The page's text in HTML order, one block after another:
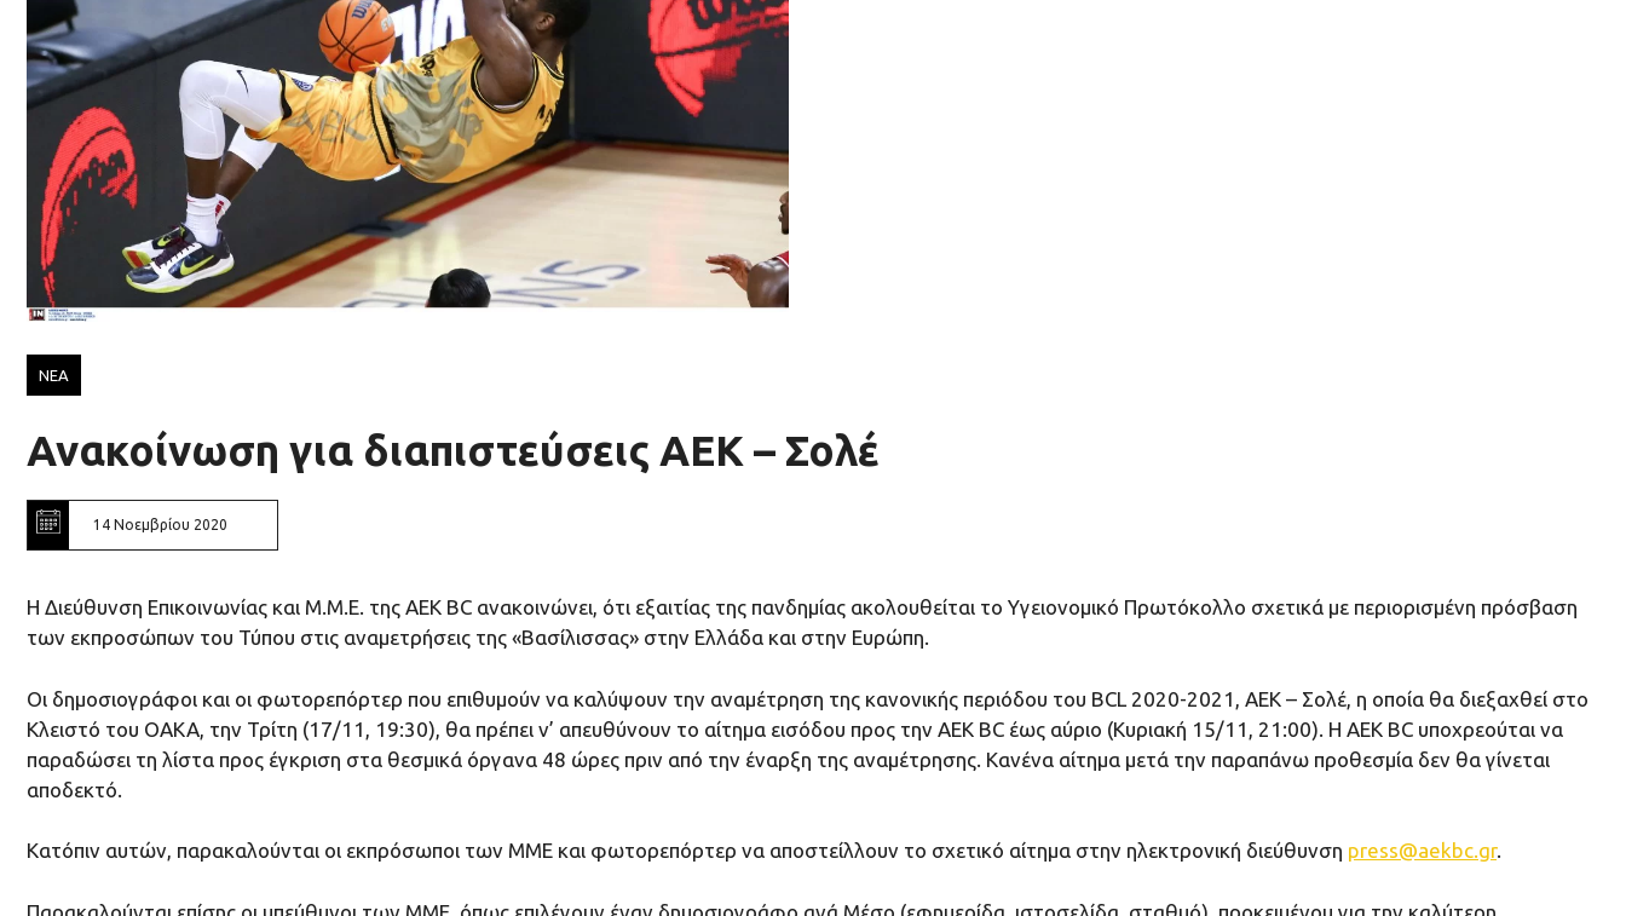
ΝΕΑ
Ανακοίνωση για διαπιστεύσεις ΑΕΚ – Σολέ
14 Νοεμβρίου 2020
Η Διεύθυνση Επικοινωνίας και Μ.Μ.Ε. της ΑΕΚ ΒC ανακοινώνει, ότι εξαιτίας της πανδημίας ακολουθείται το Υγειονομικό Πρωτόκολλο σχετικά με περιορισμένη πρόσβαση
των εκπροσώπων του Τύπου στις αναμετρήσεις της «Βασίλισσας» στην Ελλάδα και στην Ευρώπη.
Οι δημοσιογράφοι και οι φωτορεπόρτερ που επιθυμούν να καλύψουν την αναμέτρηση της κανονικής περιόδου του BCL 2020-2021, ΑΕΚ – Σολέ, η οποία θα διεξαχθεί στο
Κλειστό του ΟΑΚΑ, την Τρίτη (17/11, 19:30), θα πρέπει ν’ απευθύνουν το αίτημα εισόδου προς την ΑΕΚ ΒC έως αύριο (Κυριακή 15/11, 21:00). Η ΑΕΚ ΒC υποχρεούται να
παραδώσει τη λίστα προς έγκριση στα θεσμικά όργανα 48 ώρες πριν από την έναρξη της αναμέτρησης. Κανένα αίτημα μετά την παραπάνω προθεσμία δεν θα γίνεται
αποδεκτό.
Κατόπιν αυτών, παρακαλούνται οι εκπρόσωποι των ΜΜΕ και φωτορεπόρτερ να αποστείλλουν το σχετικό αίτημα στην ηλεκτρονική διεύθυνση press@aekbc.gr.